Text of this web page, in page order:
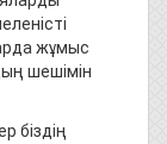
жұмыс
шешімін
біздің